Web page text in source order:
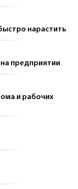
нарастить
предприятии
и рабочих